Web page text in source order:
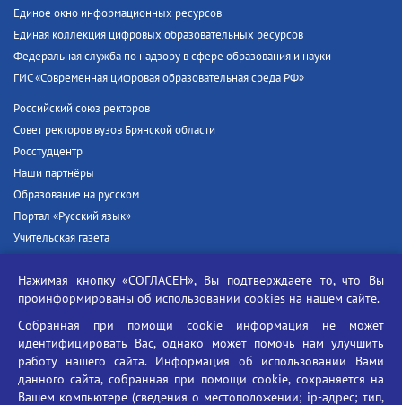
Единое окно информационных ресурсов
Единая коллекция цифровых образовательных ресурсов
Федеральная служба по надзору в сфере образования и науки
ГИС «Современная цифровая образовательная среда РФ»
Российский союз ректоров
Совет ректоров вузов Брянской области
Росстудцентр
Наши партнёры
Образование на русском
Портал «Русский язык»
Учительская газета
Единый портал государственных услуг
Противодействие угрозам информационной безопасности
Социальные ролики - Генеральная прокуратура РФ
Противодействие коррупции
БГУ против наркотиков
Нажимая кнопку «СОГЛАСЕН», Вы подтверждаете то, что Вы
проинформированы об использовании cookies на нашем сайте.
Собранная при помощи cookie информация не может
идентифицировать Вас, однако может помочь нам улучшить
работу нашего сайта. Информация об использовании Вами
данного сайта, собранная при помощи cookie, сохраняется на
Вашем компьютере (сведения о местоположении; ip-адрес; тип,